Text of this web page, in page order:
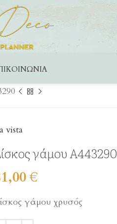
vista
γάμου A443290
€
γάμου χρυσός